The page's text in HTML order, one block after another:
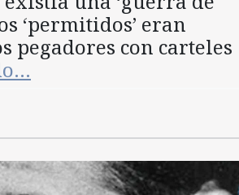
‘permitidos’ eran
pegadores con carteles